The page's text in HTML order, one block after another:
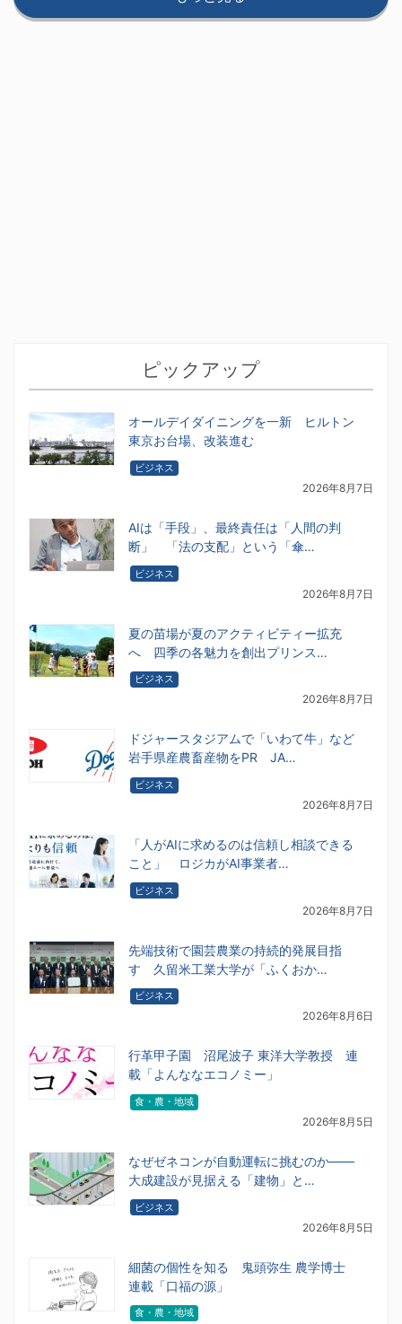
ピックアップ
オールデイダイニングを一新 ヒルトン
東京お台場、改装進む
ビジネス
2026年8月7日
AIは「手段」、最終責任は「人間の判
断」 「法の支配」という「傘…
ビジネス
2026年8月7日
夏の苗場が夏のアクティビティー拡充
へ 四季の各魅力を創出プリンス…
ビジネス
2026年8月7日
ドジャースタジアムで「いわて牛」など
岩手県産農畜産物をPR JA…
ビジネス
2026年8月7日
「人がAIに求めるのは信頼し相談できる
こと」 ロジカがAI事業者…
ビジネス
2026年8月7日
先端技術で園芸農業の持続的発展目指
す 久留米工業大学が「ふくおか…
ビジネス
2026年8月6日
行革甲子園 沼尾波子 東洋大学教授 連
載「よんななエコノミー」
食・農・地域
2026年8月5日
なぜゼネコンが自動運転に挑むのか――
大成建設が見据える「建物」と…
ビジネス
2026年8月5日
細菌の個性を知る 鬼頭弥生 農学博士
連載「口福の源」
食・農・地域